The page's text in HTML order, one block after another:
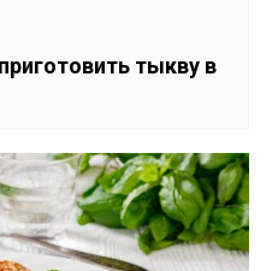
тыкву в